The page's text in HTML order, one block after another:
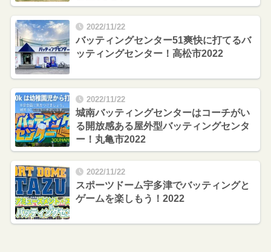
2022/11/22
バッティングセンター51爽快に打てるバ
ッティングセンター！高松市2022
2022/11/22
城南バッティングセンターはコーチがい
る開放感ある屋外型バッティングセンタ
ー！丸亀市2022
2022/11/22
スポーツドーム宇多津でバッティングと
ゲームを楽しもう！2022